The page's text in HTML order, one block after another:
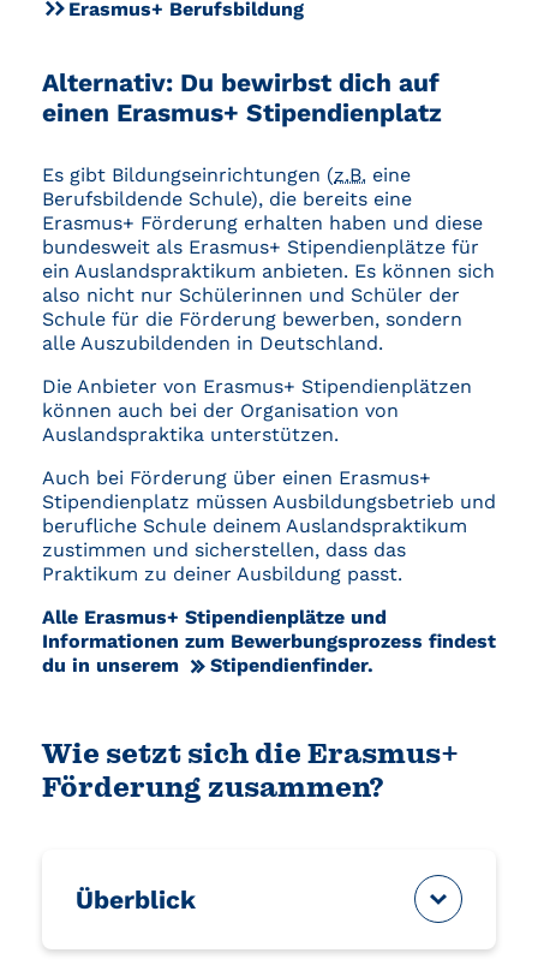
Erasmus+ Berufsbildung
Alternativ: Du bewirbst dich auf
einen Erasmus+ Stipendienplatz
Es gibt Bildungseinrichtungen (z.B. eine
Berufsbildende Schule), die bereits eine
Erasmus+ Förderung erhalten haben und diese
bundesweit als Erasmus+ Stipendienplätze für
ein Auslandspraktikum anbieten. Es können sich
also nicht nur Schülerinnen und Schüler der
Schule für die Förderung bewerben, sondern
alle Auszubildenden in Deutschland.
Die Anbieter von Erasmus+ Stipendienplätzen
können auch bei der Organisation von
Auslandspraktika unterstützen.
Auch bei Förderung über einen Erasmus+
Stipendienplatz müssen Ausbildungsbetrieb und
berufliche Schule deinem Auslandspraktikum
zustimmen und sicherstellen, dass das
Praktikum zu deiner Ausbildung passt.
Alle Erasmus+ Stipendienplätze und
Informationen zum Bewerbungsprozess findest
du in unserem
Stipendienfinder.
Wie setzt sich die Erasmus+
Förderung zusammen?
Überblick